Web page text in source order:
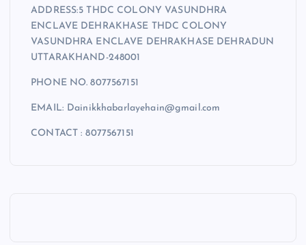
ADDRESS:5 THDC COLONY VASUNDHRA
ENCLAVE DEHRAKHASE THDC COLONY
VASUNDHRA ENCLAVE DEHRAKHASE DEHRADUN
UTTARAKHAND-248001
PHONE NO. 8077567151
EMAIL: Dainikkhabarlayehain@gmail.com
CONTACT : 8077567151